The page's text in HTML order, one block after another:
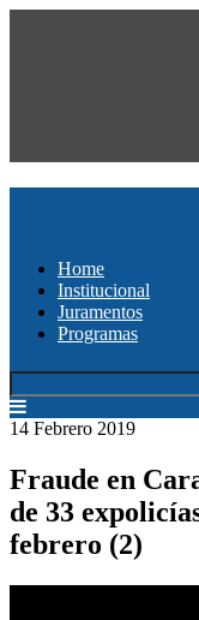
Home
Institucional
Juramentos
Programas
14 Febrero 2019
Fraude en
de 33
febrero (2)